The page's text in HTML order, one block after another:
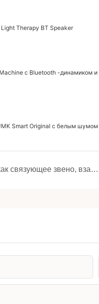
Therapy BT Speaker
с Bluetooth -динамиком
Smart Original с белым
Технологии как связующее звено, взаимный рост и процветание: путь двустороннего расширения прав и возможностей между Шэньчжэнем и JMK Smart